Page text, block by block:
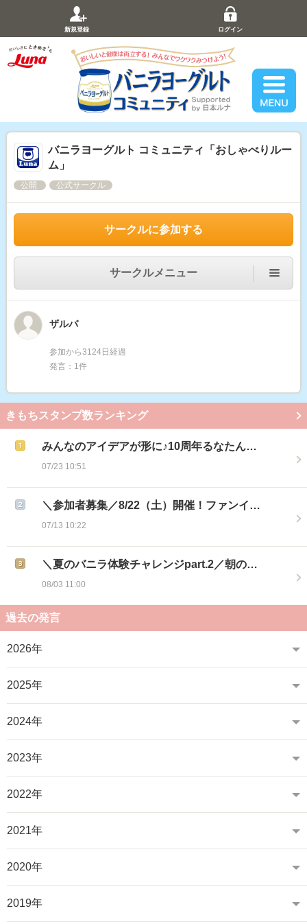
新規登録 ログイン
バニラヨーグルト コミュニティ「おしゃべりルー
ム」
公開 公式サークル
サークルに参加する
サークルメニュー
ザルバ
参加から3124日経過
発言：1件
きもちスタンプ数ランキング
みんなのアイデアが形に♪10周年るなたん…
07/23 10:51
＼参加者募集／8/22（土）開催！ファンイ…
07/13 10:22
＼夏のバニラ体験チャレンジpart.2／朝の…
08/03 11:00
過去の発言
2026年
2025年
2024年
2023年
2022年
2021年
2020年
2019年